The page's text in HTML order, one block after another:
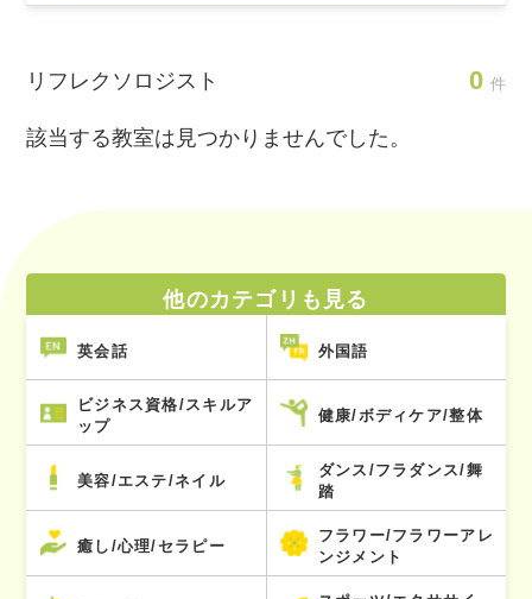
リフレクソロジスト 0 件
該当する教室は見つかりませんでした。
他のカテゴリも見る
英会話 外国語
ビジネス資格/スキルア
ップ
健康/ボディケア/整体
美容/エステ/ネイル
ダンス/フラダンス/舞
踏
癒し/心理/セラピー
フラワー/フラワーアレ
ンジメント